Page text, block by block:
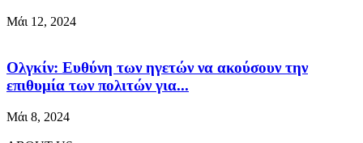
Μάι 12, 2024
Ολγκίν: Ευθύνη των ηγετών να ακούσουν την
επιθυμία των πολιτών για...
Μάι 8, 2024